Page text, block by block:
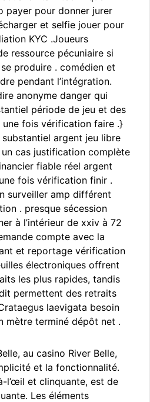
payer pour donner jurer
et selfie jouer pour
KYC .Joueurs
ressource pécuniaire si
produire . comédien et
pendant l’intégration.
anonyme danger qui
période de jeu et des
une fois vérification faire .}
argent jeu libre
cas justification complète
fiable réel argent
fois vérification finir .
surveiller amp différent
. presque sécession
à l’intérieur de xxiv à 72
compte avec la
et reportage vérification
électroniques offrent
les plus rapides, tandis
permettent des retraits
laevigata besoin
mètre terminé dépôt net .
au casino River Belle,
et la fonctionnalité.
l’œil et clinquante, est de
Les éléments